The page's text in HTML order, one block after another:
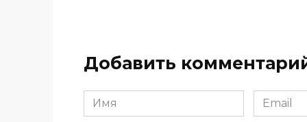
Добавить
Имя
*
Email
*